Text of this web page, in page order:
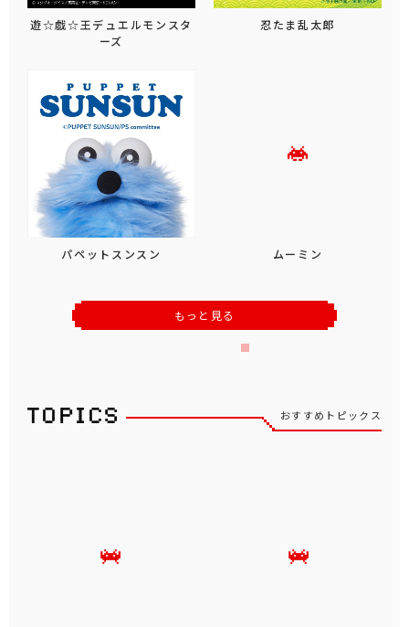
遊☆戯☆王デュエルモンスタ
ーズ
忍たま乱太郎
パペットスンスン ムーミン
もっと見る
おすすめトピックス